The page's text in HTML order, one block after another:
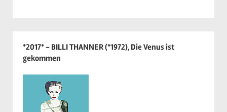
*2017* - BILLI THANNER (*1972), Die Venus ist
gekommen